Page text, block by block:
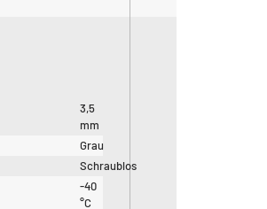
3,5
mm
Grau
Schraublos
-40
°C